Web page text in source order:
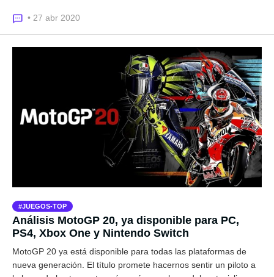
• 27 abr 2020
JUEGOS-TOP
Análisis MotoGP 20, ya disponible para PC,
PS4, Xbox One y Nintendo Switch
MotoGP 20 ya está disponible para todas las plataformas de
nueva generación. El título promete hacernos sentir un piloto a